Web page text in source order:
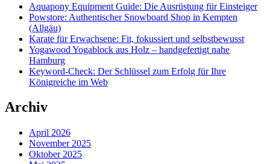
Aquapony Equipment Guide: Die Ausrüstung für Einsteiger
Powstore: Authentischer Snowboard Shop in Kempten
(Allgäu)
Karate für Erwachsene: Fit, fokussiert und selbstbewusst
Yogawood Yogablock aus Holz – handgefertigt nahe
Hamburg
Keyword-Check: Der Schlüssel zum Erfolg für Ihre
Königreiche im Web
Archiv
April 2026
November 2025
Oktober 2025